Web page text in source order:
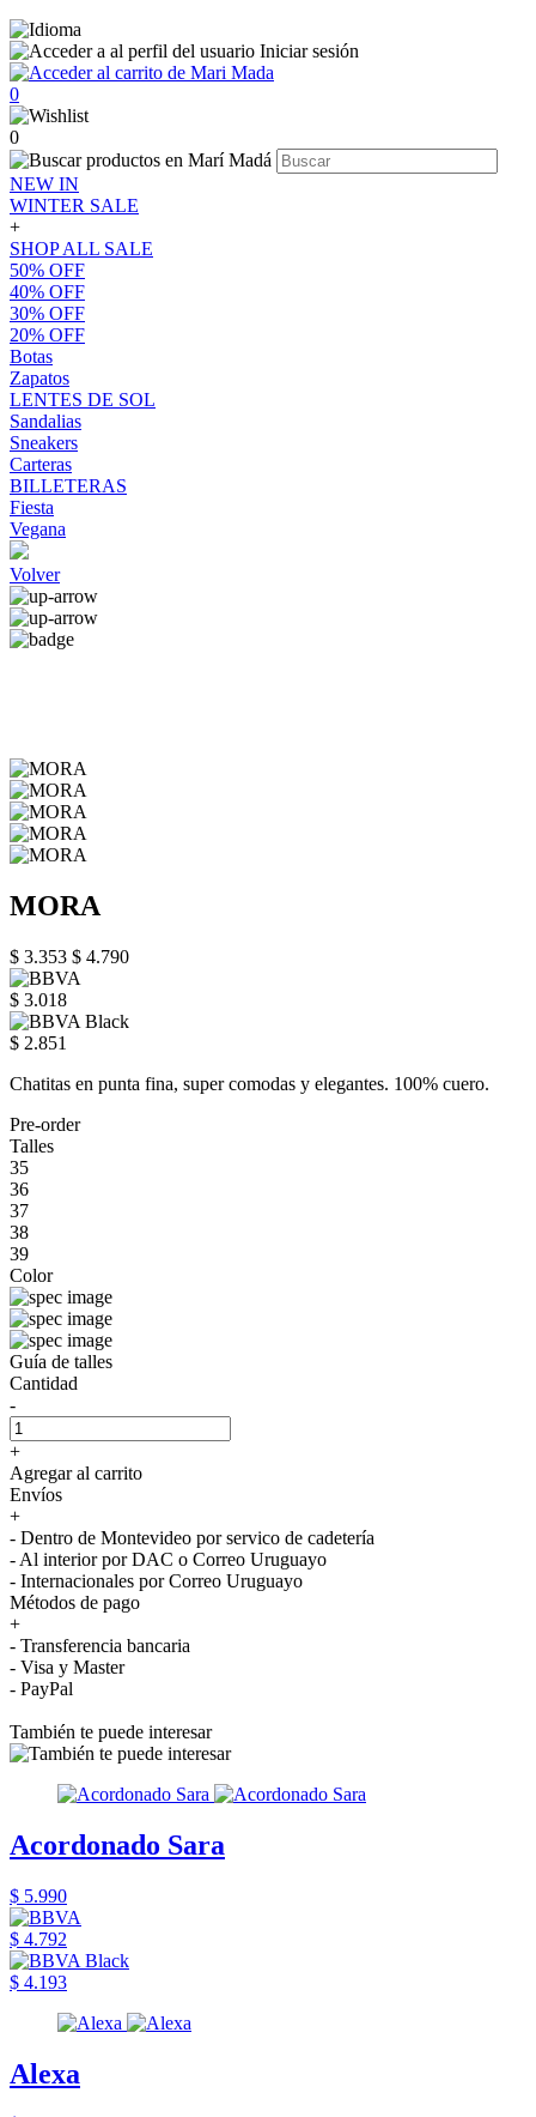
Iniciar sesión
0
0
NEW IN
WINTER SALE
+
SHOP ALL SALE
50% OFF
40% OFF
30% OFF
20% OFF
Botas
Zapatos
LENTES DE SOL
Sandalias
Sneakers
Carteras
BILLETERAS
Fiesta
Vegana
Volver
MORA
$ 3.353 $ 4.790
$ 3.018
$ 2.851
Chatitas en punta fina, super comodas y elegantes. 100% cuero.
Pre-order
Talles
35
36
37
38
39
Color
Guía de talles
Cantidad
-
+
Agregar al carrito
Envíos
+
- Dentro de Montevideo por servico de cadetería
- Al interior por DAC o Correo Uruguayo
- Internacionales por Correo Uruguayo
Métodos de pago
+
- Transferencia bancaria
- Visa y Master
- PayPal
También te puede interesar
Acordonado Sara
$ 5.990
$ 4.792
$ 4.193
Alexa